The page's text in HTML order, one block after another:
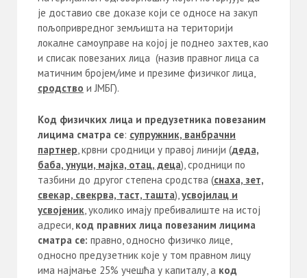
је доставио све доказе који се односе на закуп
пољопривредног земљишта на територији
локалне самоуправе на којој је поднео захтев, као
и списак повезаних лица (назив правног лица са
матичним бројем/име и презиме физичког лица,
сродство и ЈМБГ).
Код физичких лица и предузетника повезаним
лицима сматра се: супружник, ванбрачни
партнер, крвни сродници у правој линији (деда,
баба, унуци, мајка, отац, деца), сродници по
тазбини до другог степена сродства (снаха, зет,
свекар, свекрва, таст, ташта),усвојилац и
усвојеник, уколико имају пребивалиште на истој
адреси, код правних лица повезаним лицима
сматра се: правно, односно физичко лице,
односно предузетник које у том правном лицу
има најмање 25% учешћа у капиталу, а код